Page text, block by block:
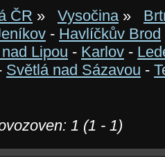
ČR » Vysočina»
- Havlíčkův Brod
Lipou - Karlov -
Světlá nad Sázavou -
1 (1 - 1)